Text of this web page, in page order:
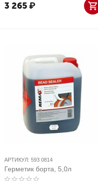
3 265₽
АРТИКУЛ: 593 0814
Герметик борта, 5,0л